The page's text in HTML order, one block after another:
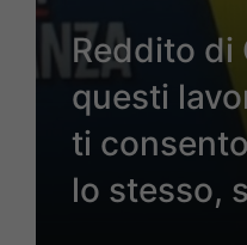
Reddito di
questi
ti
lo stesso,